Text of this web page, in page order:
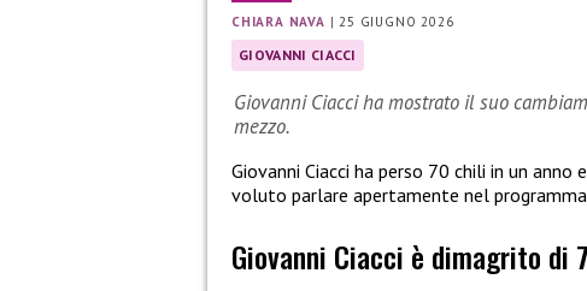
CHIARA NAVA | 25 GIUGNO 2026
GIOVANNI CIACCI
Giovanni Ciacci ha mostrato il suo
mezzo.
Giovanni Ciacci ha perso 70 chili in un
voluto parlare apertamente nel
Giovanni Ciacci è dimagrito